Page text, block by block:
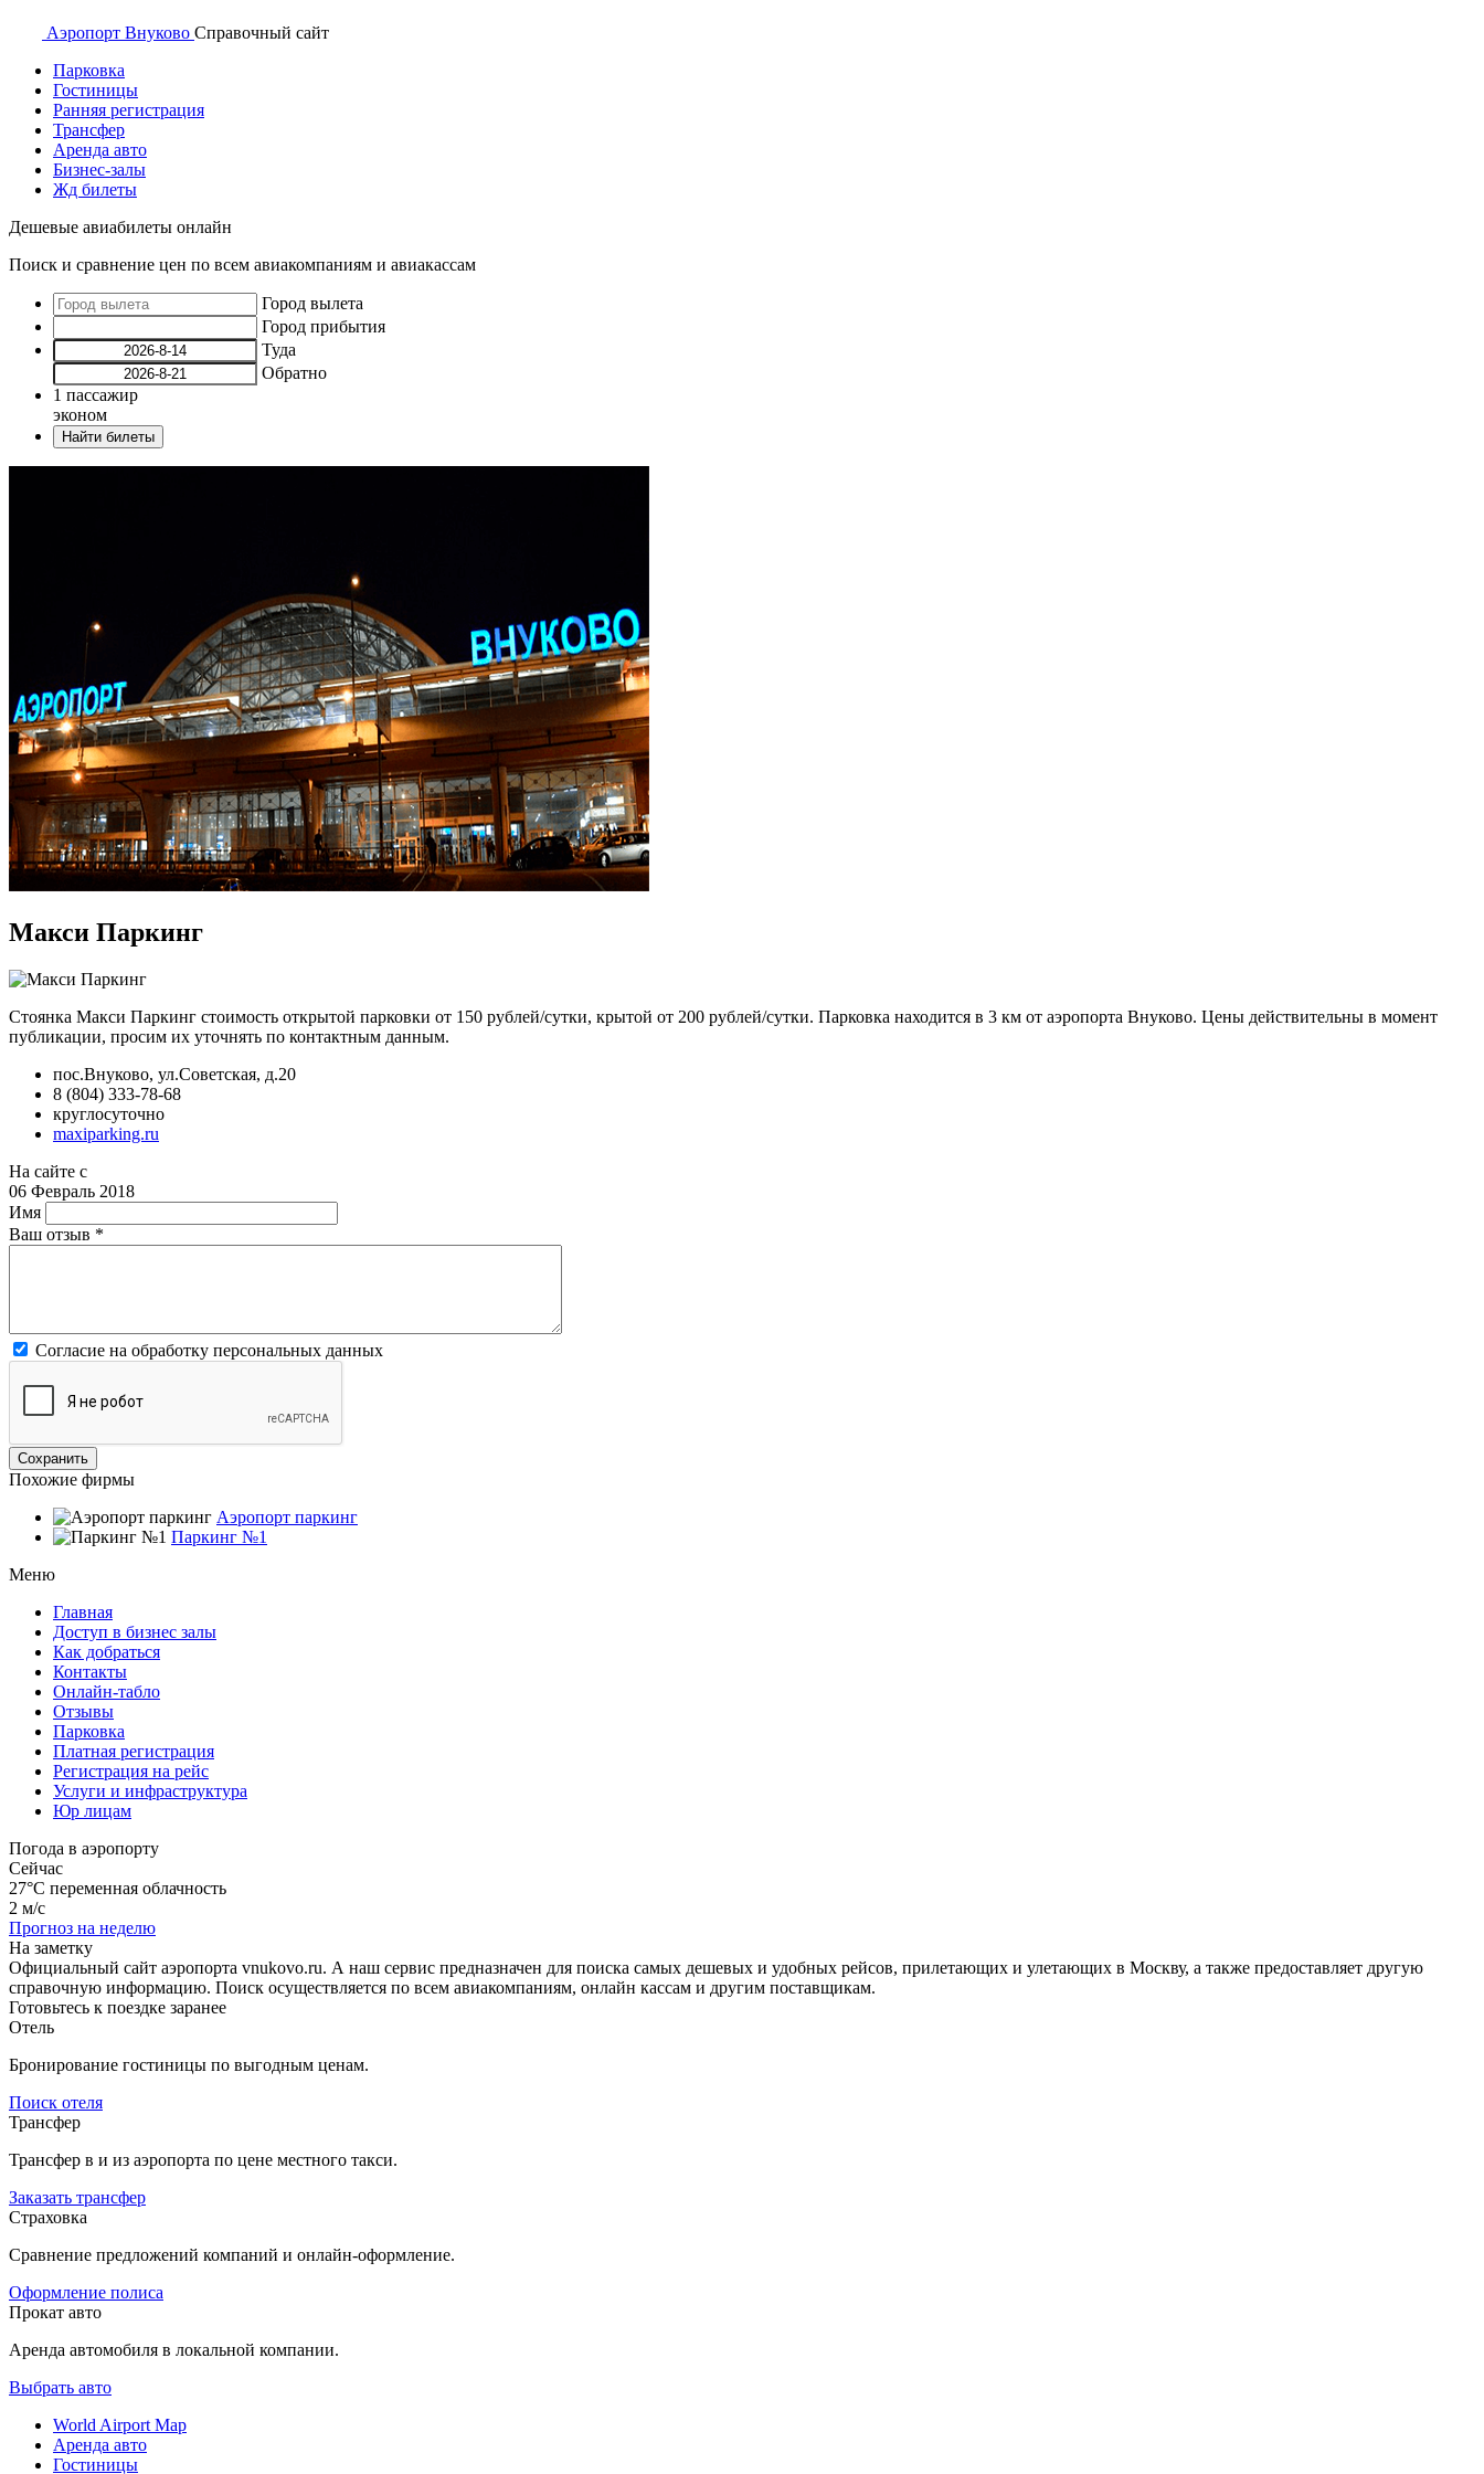
Аэропорт Внуково Справочный сайт
Парковка
Гостиницы
Ранняя регистрация
Трансфер
Аренда авто
Бизнес-залы
Жд билеты
Дешевые авиабилеты онлайн
Поиск и сравнение цен по всем авиакомпаниям и авиакассам
Город вылета
Город прибытия
Туда
Обратно
1 пассажир
эконом
Найти билеты
Макси Паркинг
Стоянка Макси Паркинг стоимость открытой парковки от 150 рублей/сутки, крытой от 200 рублей/сутки. Парковка находится в 3 км от аэропорта Внуково. Цены действительны в момент
публикации, просим их уточнять по контактным данным.
пос.Внуково, ул.Советская, д.20
8 (804) 333-78-68
круглосуточно
maxiparking.ru
На сайте с
06 Февраль 2018
Имя
Ваш отзыв *
Согласие на обработку персональных данных
Похожие фирмы
Аэропорт паркинг
Паркинг №1
Меню
Главная
Доступ в бизнес залы
Как добраться
Контакты
Онлайн-табло
Отзывы
Парковка
Платная регистрация
Регистрация на рейс
Услуги и инфраструктура
Юр лицам
Погода в аэропорту
Сейчас
27°C переменная облачность
2 м/с
Прогноз на неделю
На заметку
Официальный сайт аэропорта vnukovo.ru. А наш сервис предназначен для поиска самых дешевых и удобных рейсов, прилетающих и улетающих в Москву, а также предоставляет другую
справочную информацию. Поиск осуществляется по всем авиакомпаниям, онлайн кассам и другим поставщикам.
Готовьтесь к поездке заранее
Отель
Бронирование гостиницы по выгодным ценам.
Поиск отеля
Трансфер
Трансфер в и из аэропорта по цене местного такси.
Заказать трансфер
Страховка
Сравнение предложений компаний и онлайн-оформление.
Оформление полиса
Прокат авто
Аренда автомобиля в локальной компании.
Выбрать авто
World Airport Map
Аренда авто
Гостиницы